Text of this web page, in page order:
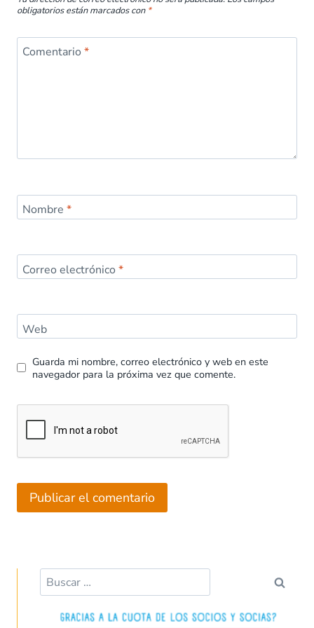
obligatorios están marcados con *
Comentario *
Nombre *
Correo electrónico *
Web
Guarda mi nombre, correo electrónico y web en este
navegador para la próxima vez que comente.